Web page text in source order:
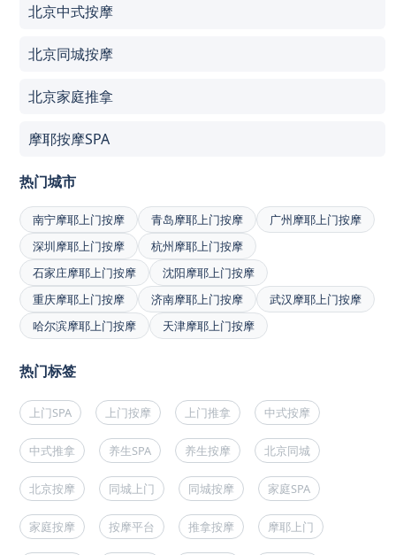
北京中式按摩
北京同城按摩
北京家庭推拿
摩耶按摩SPA
热门城市
南宁摩耶上门按摩 青岛摩耶上门按摩
广州摩耶上门按摩
深圳摩耶上门按摩
杭州摩耶上门按摩
石家庄摩耶上门按摩
沈阳摩耶上门按摩
重庆摩耶上门按摩
济南摩耶上门按摩
武汉摩耶上门按摩
哈尔滨摩耶上门按摩
天津摩耶上门按摩
热门标签
上门SPA 上门按摩 上门推拿 中式按摩
中式推拿 养生SPA 养生按摩 北京同城
北京按摩 同城上门 同城按摩 家庭SPA
家庭按摩 按摩平台 推拿按摩 摩耶上门